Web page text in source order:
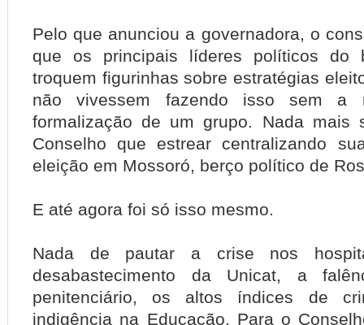
Pelo que anunciou a governadora, o
que os principais líderes políticos do
troquem figurinhas sobre estratégias
não vivessem fazendo isso sem a
formalização de um grupo. Nada mais
Conselho que estrear centralizando
eleição em Mossoró, berço político de
E até agora foi só isso mesmo.
Nada de pautar a crise nos
desabastecimento da Unicat, a
penitenciário, os altos índices de
indigência na Educação.
Para o